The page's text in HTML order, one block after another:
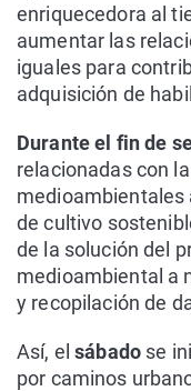
enriquecedora al
aumentar las
iguales para
adquisición de
Durante el fin de
relacionadas con
medioambientales
de cultivo
de la solución del
medioambiental a
y recopilación de
Así, elsábado se
por caminos